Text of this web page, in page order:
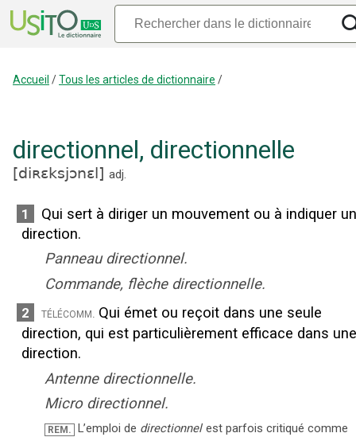
Accueil /Tous les articles de dictionnaire /
directionnel, directionnelle
[diʀɛksjɔnɛl ] adj.
1
Qui sert à diriger un mouvement ou à indiquer
direction.
Panneau directionnel.
Commande, flèche directionnelle.
2 télécomm. Qui émet ou reçoit dans une seule
direction, qui est particulièrement efficace dans une
direction.
Antenne directionnelle.
Micro directionnel.
REM. L’emploi de directionnel est parfois critiqué comme